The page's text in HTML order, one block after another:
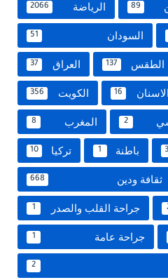
89 الرياضة 2066
السودان 51
الطقس 137 العراق 37
16 الكويت 356
2 المغرب 8
باطنة 1 تركيا 10
ثقافة ودين 668
جراحة القلب والصدر 1
جراحة عامة 1
2